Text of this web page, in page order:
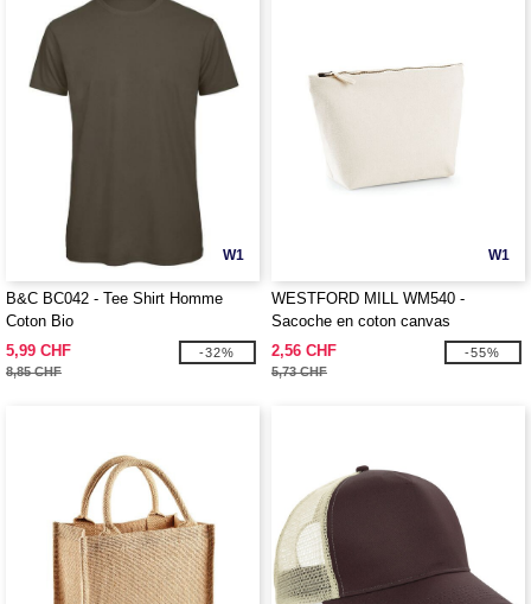
W1
B&C BC042 - Tee Shirt Homme
Coton Bio
5,99 CHF
8,85 CHF
-32%
W1
WESTFORD MILL WM540 -
Sacoche en coton canvas
2,56 CHF
5,73 CHF
-55%